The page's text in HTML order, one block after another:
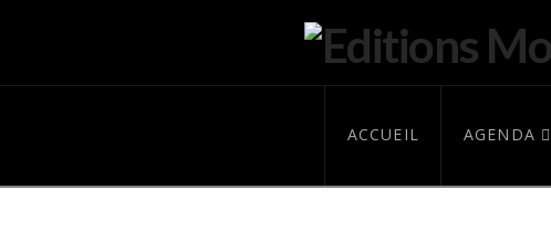
ACCUEIL AGENDA